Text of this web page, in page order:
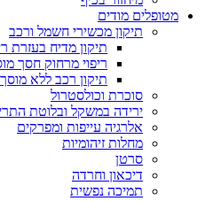
מטופלים מודים
תיקון מכשירי חשמל ורכב
תיקון מדיח בעזרת
ריפוי מרחוק חסך
תיקון רכב ללא
סוכרת וכולסטרול
ירידה במשקל ובלוטת
אלרגיה עייפות ומפרקים
מחלות זיהומיות
סרטן
דיכאון וחרדה
תמיכה נפשית